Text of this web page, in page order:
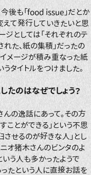
後も「food issue」だとか
えて発行していきたいと思
ジとしては「それぞれのテ
た、紙の集積」だったの
イメージが積み重なった紙
タイトルをつけました。
たのはなぜでしょう？
の逸話にあって。その方
ことができる」という不思
させるのが好きな人」とし
オ猪木さんのビンタのよ
いう人も多かったようで
ったという人に直接お話を